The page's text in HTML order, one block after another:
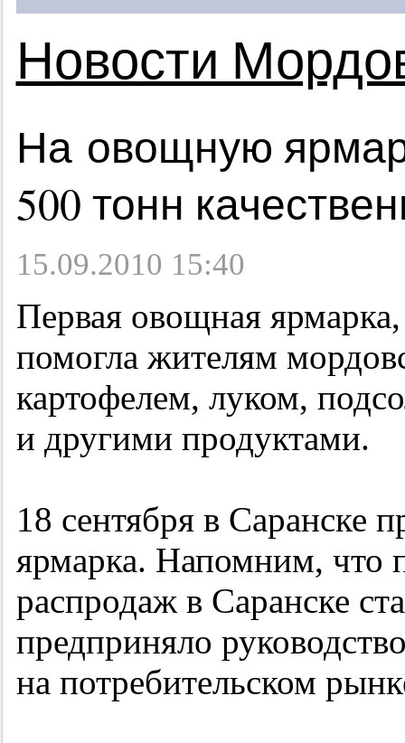
Новости
На овощную
500 тонн
15.09.2010 15:40
Первая овощная
помогла жителям
картофелем, луком,
и другими продуктами.
18 сентября в Саранске
ярмарка. Напомним, что
распродаж в Саранске
предприняло
на потребительском